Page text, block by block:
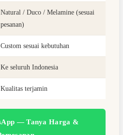
Natural / Duco / Melamine (sesuai
pesanan)
Custom sesuai kebutuhan
Ke seluruh Indonesia
Kualitas terjamin
— Tanya Harga &